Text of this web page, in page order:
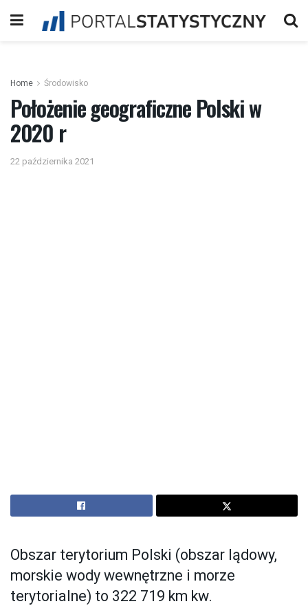
Home Środowisko
Położenie geograficzne Polski w
2020 r
22 października 2021
Obszar terytorium Polski (obszar lądowy,
morskie wody wewnętrzne i morze
terytorialne) to 322 719 km kw.